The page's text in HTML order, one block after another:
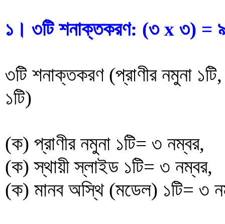
১। ৩টি শনাক্তকরণ: (৩ x ৩) =
৩টি শনাক্তকরণ (প্রাণীর নমুনা
১টি)
(ক) প্রাণীর নমুনা ১টি= ৩ নম্বর,
(ক) স্থায়ী স্লাইড ১টি= ৩ নম্বর,
(ক) মানব অস্থি (মডেল) ১টি= ৩